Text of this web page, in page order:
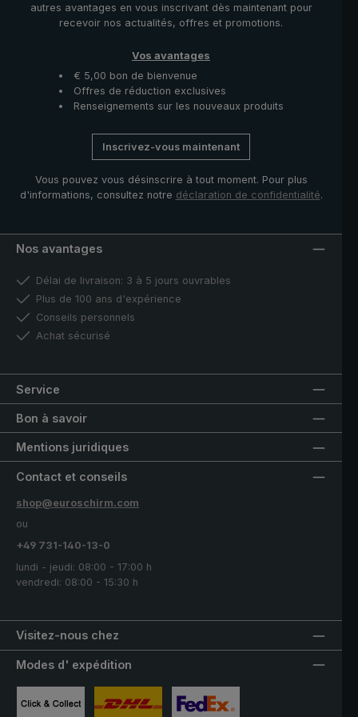
garantissent une qualité maximale et confirment
l'importance de l'artisanat.
autres avantages en vous inscrivant dès maintenant pour
recevoir nos actualités, offres et promotions.
Vos avantages
€ 5,00 bon de bienvenue
Offres de réduction exclusives
Renseignements sur les nouveaux produits
Inscrivez-vous maintenant
Vous pouvez vous désinscrire à tout moment. Pour plus
d'informations, consultez notre déclaration de confidentialité.
Nos avantages
Délai de livraison: 3 à 5 jours ouvrables
Plus de 100 ans d'expérience
Conseils personnels
Achat sécurisé
Service
Bon à savoir
Mentions juridiques
Visitez-nous chez
Contact et conseils
shop@euroschirm.com
ou
+49 731-140-13-0
lundi - jeudi: 08:00 - 17:00 h
vendredi: 08:00 - 15:30 h
Modes d' expédition